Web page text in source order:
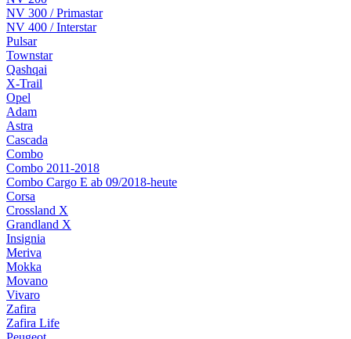
NV 300 / Primastar
NV 400 / Interstar
Pulsar
Townstar
Qashqai
X-Trail
Opel
Adam
Astra
Cascada
Combo
Combo 2011-2018
Combo Cargo E ab 09/2018-heute
Corsa
Crossland X
Grandland X
Insignia
Meriva
Mokka
Movano
Vivaro
Zafira
Zafira Life